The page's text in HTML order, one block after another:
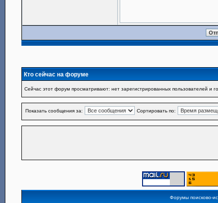
Кто сейчас на форуме
Сейчас этот форум просматривают: нет зарегистрированных пользователей и
Показать сообщения за: Сортировать по:
Форумы поисково-